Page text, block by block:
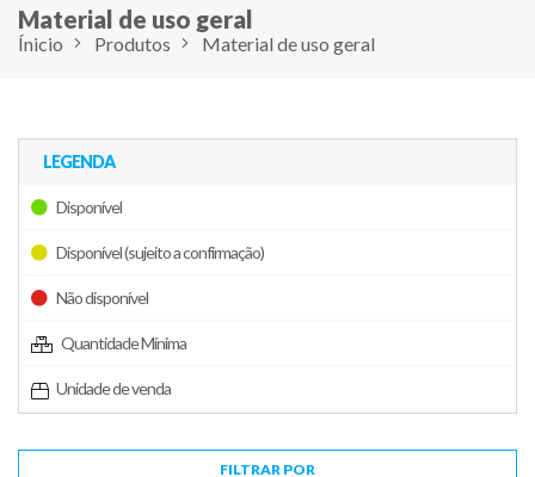
Material de uso geral
Ínicio Produtos Material de uso geral
LEGENDA
Disponível
Disponível (sujeito a confirmação)
Não disponível
Quantidade Mínima
Unidade de venda
FILTRAR POR